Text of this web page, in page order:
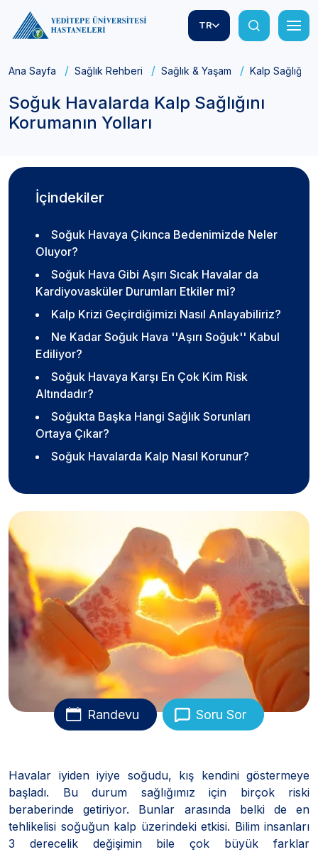
TR
Ana Sayfa Sağlık Rehberi Sağlık & Yaşam Kalp Sağlığı
Soğuk Havalarda Kalp Sağlığını
Korumanın Yolları
İçindekiler
Soğuk Havaya Çıkınca Bedenimizde Neler
Oluyor?
Soğuk Hava Gibi Aşırı Sıcak Havalar da
Kardiyovasküler Durumları Etkiler mi?
Kalp Krizi Geçirdiğimizi Nasıl Anlayabiliriz?
Ne Kadar Soğuk Hava ''Aşırı Soğuk'' Kabul
Ediliyor?
Soğuk Havaya Karşı En Çok Kim Risk
Altındadır?
Soğukta Başka Hangi Sağlık Sorunları
Ortaya Çıkar?
Soğuk Havalarda Kalp Nasıl Korunur?
Randevu Soru Sor
Havalar iyiden iyiye soğudu, kış kendini göstermeye
başladı. Bu durum sağlığımız için birçok riski
beraberinde getiriyor. Bunlar arasında belki de en
tehlikelisi soğuğun kalp üzerindeki etkisi. Bilim insanları
3 derecelik değişimin bile çok büyük farklar